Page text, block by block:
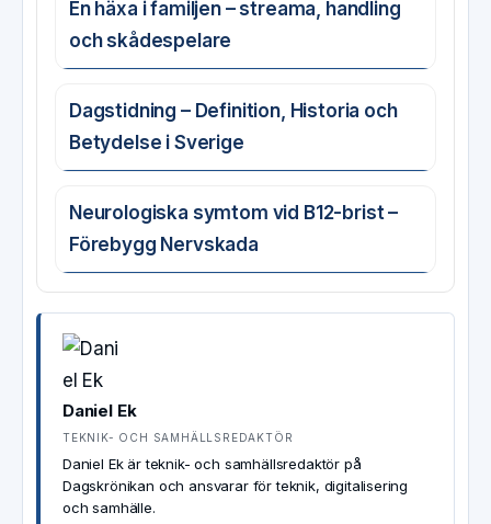
En häxa i familjen – streama, handling
och skådespelare
Dagstidning – Definition, Historia och
Betydelse i Sverige
Neurologiska symtom vid B12-brist –
Förebygg Nervskada
Daniel Ek
TEKNIK- OCH SAMHÄLLSREDAKTÖR
Daniel Ek är teknik- och samhällsredaktör på
Dagskrönikan och ansvarar för teknik, digitalisering
och samhälle.